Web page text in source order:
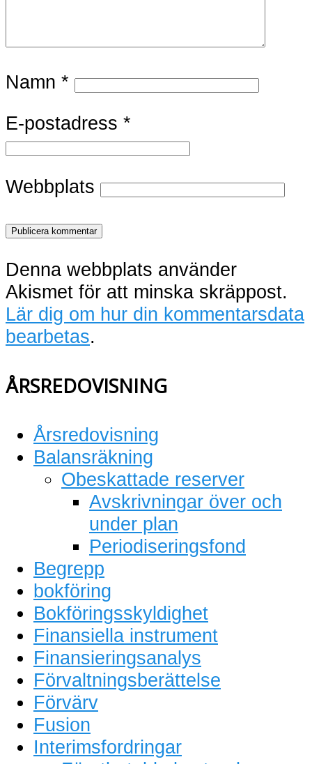
Namn *
E-postadress *
Webbplats
Denna webbplats använder
Akismet för att minska skräppost.
Lär dig om hur din kommentarsdata
bearbetas.
ÅRSREDOVISNING
Årsredovisning
Balansräkning
Obeskattade reserver
Avskrivningar över och
under plan
Periodiseringsfond
Begrepp
bokföring
Bokföringsskyldighet
Finansiella instrument
Finansieringsanalys
Förvaltningsberättelse
Förvärv
Fusion
Interimsfordringar